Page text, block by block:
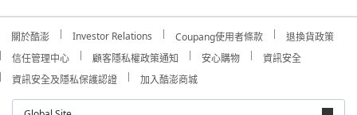
關於酷澎 Investor Relations Coupang使用者條款
退換貨政策
信任管理中心
顧客隱私權政策通知 安心購物
資訊安全
資訊安全及隱私保護認證
加入酷澎商城